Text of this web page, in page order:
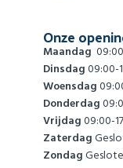
Onze
Maandag
Dinsdag09:00-
Woensdag
Donderdag
Vrijdag09:00-
Zaterdag
Zondag